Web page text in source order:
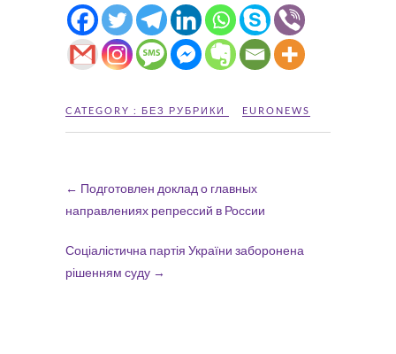
CATEGORY : БЕЗ РУБРИКИ EURONEWS
← Подготовлен доклад о главных
направлениях репрессий в России
Соціалістична партія України заборонена
рішенням суду →